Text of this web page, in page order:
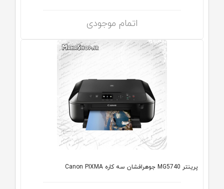
اتمام موجودی
پرینتر MG5740 جوهرافشان سه کاره Canon PIXMA